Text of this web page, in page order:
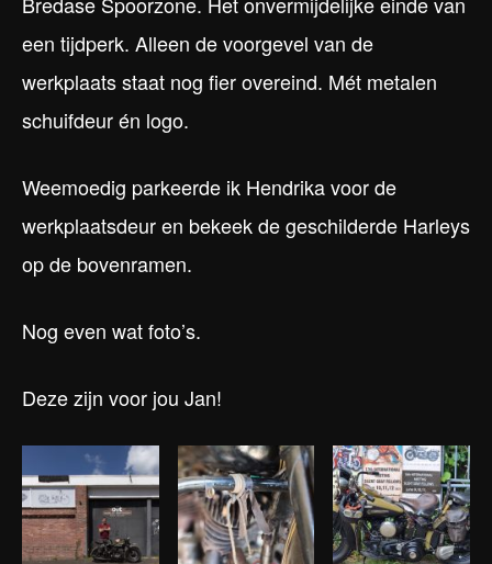
een tijdperk. Alleen de voorgevel van de
werkplaats staat nog fier overeind. Mét metalen
schuifdeur én logo.
Weemoedig parkeerde ik Hendrika voor de
werkplaatsdeur en bekeek de geschilderde Harleys
op de bovenramen.
Nog even wat foto’s.
Deze zijn voor jou Jan!